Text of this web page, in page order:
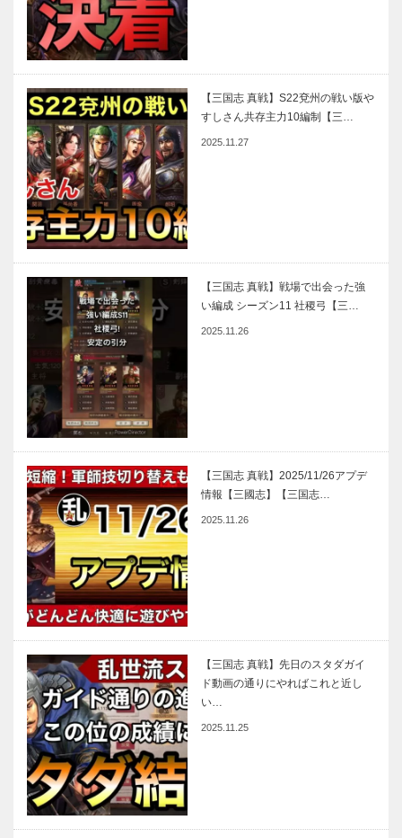
【三国志 真戦】S22兗州の戦い版や
すしさん共存主力10編制【三…
2025.11.27
【三国志 真戦】戦場で出会った強
い編成 シーズン11 社稷弓【三…
2025.11.26
【三国志 真戦】2025/11/26アプデ
情報【三國志】【三国志…
2025.11.26
【三国志 真戦】先日のスタダガイ
ド動画の通りにやればこれと近し
い…
2025.11.25